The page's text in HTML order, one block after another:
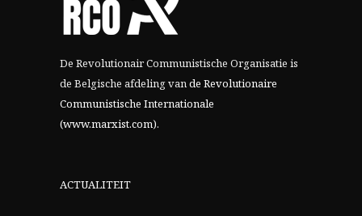
De Revolutionair Communistische Organisatie is
de Belgische afdeling vande Revolutionaire
Communistische Internationale
(www.marxist.com).
ACTUALITEIT